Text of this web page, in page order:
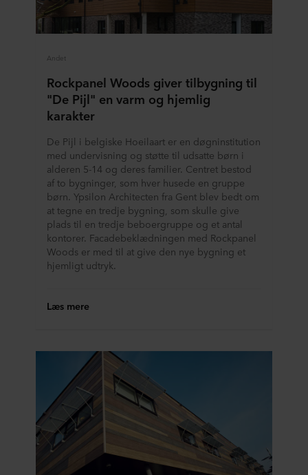
Andet
Rockpanel Woods giver tilbygning til
"De Pijl" en varm og hjemlig
karakter
De Pijl i belgiske Hoeilaart er en døgninstitution
med undervisning og støtte til udsatte børn i
alderen 5-14 og deres familier. Centret bestod
af to bygninger, som hver husede en gruppe
børn. Ypsilon Architecten fra Gent blev bedt om
at tegne en tredje bygning, som skulle give
plads til en tredje beboergruppe og et antal
kontorer. Facadebeklædningen med Rockpanel
Woods er med til at give den nye bygning et
hjemligt udtryk.
Læs mere